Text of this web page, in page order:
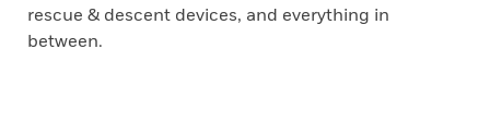
rescue & descent devices, and everything in
between.